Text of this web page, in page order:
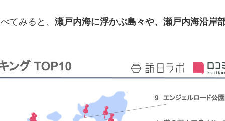
てみると、 瀬戸内海に浮かぶ島々や、瀬戸内海沿岸